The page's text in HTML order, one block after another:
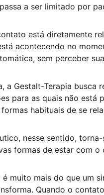
a ser limitado por
está diretamente
acontecendo no
sem perceber
a Gestalt-Terapia
para as quais não está
habituais de se
nesse sentido,
formas de estar com
muito mais do que um
Quando o